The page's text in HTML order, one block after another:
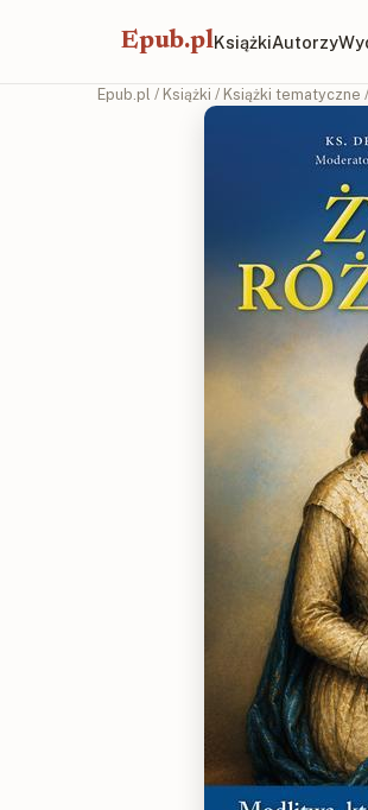
Epub.plKsiążkiAutorzy
Epub.pl / Książki / Książki tematyczne /